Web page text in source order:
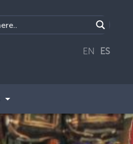
EN ES